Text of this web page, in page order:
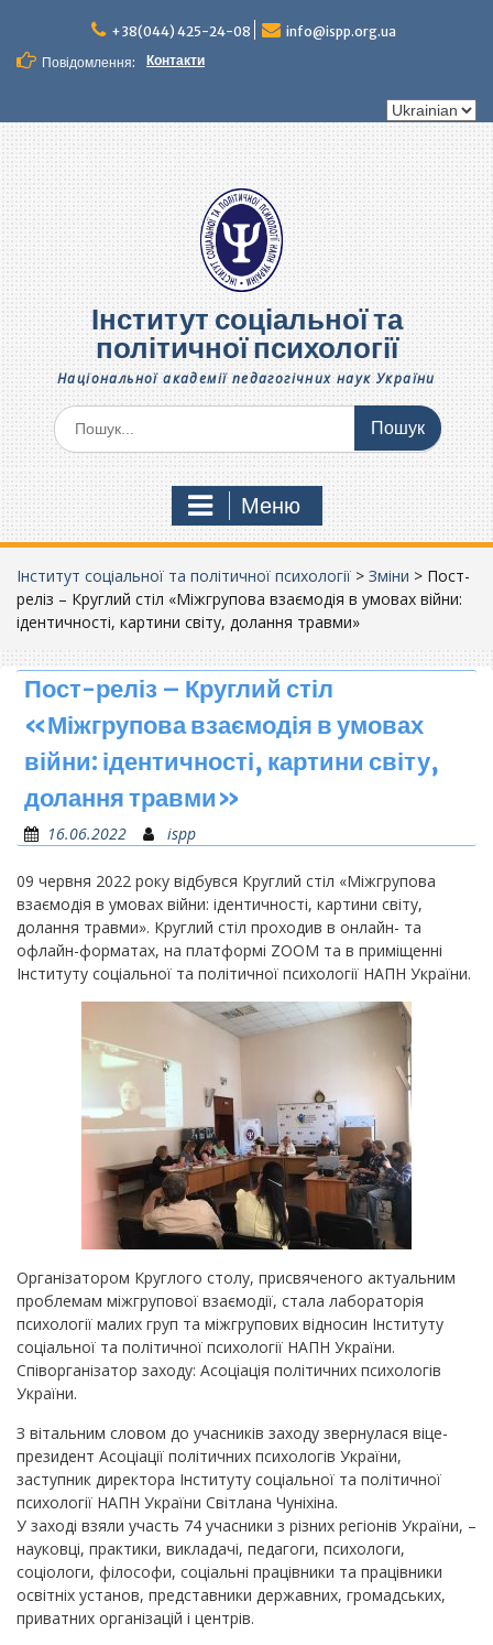
вмісту
+38(044) 425-24-08
info@ispp.org.ua
Повідомлення:
Контакти
Вибрати
Інститут соціальної та
політичної психології
Національної академії педагогічних наук України
Шукати:
Меню
Інститут соціальної та політичної психології > Зміни > Пост-
реліз – Круглий стіл «Міжгрупова взаємодія в умовах війни:
ідентичності, картини світу, долання травми»
Пост-реліз – Круглий стіл
«Міжгрупова взаємодія в умовах
війни: ідентичності, картини світу,
долання травми»
16.06.2022 ispp
09 червня 2022 року відбувся Круглий стіл «Міжгрупова
взаємодія в умовах війни: ідентичності, картини світу,
долання травми». Круглий стіл проходив в онлайн- та
офлайн-форматах, на платформі ZOOM та в приміщенні
Інституту соціальної та політичної психології НАПН України.
Організатором Круглого столу, присвяченого актуальним
проблемам міжгрупової взаємодії, стала лабораторія
психології малих груп та міжгрупових відносин Інституту
соціальної та політичної психології НАПН України.
Співорганізатор заходу: Асоціація політичних психологів
України.
З вітальним словом до учасників заходу звернулася віце-
президент Асоціації політичних психологів України,
заступник директора Інституту соціальної та політичної
психології НАПН України Світлана Чуніхіна.
У заході взяли участь 74 учасники з різних регіонів України, –
науковці, практики, викладачі, педагоги, психологи,
соціологи, філософи, соціальні працівники та працівники
освітніх установ, представники державних, громадських,
приватних організацій і центрів.